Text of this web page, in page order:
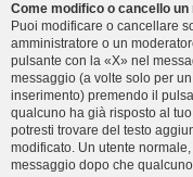
Come modifico o cancello
Puoi modificare o cancellare
amministratore o un
pulsante con la «X» nel
messaggio (a volte solo per
inserimento) premendo il
qualcuno ha già risposto al
potresti trovare del testo
modificato. Un utente
messaggio dopo che